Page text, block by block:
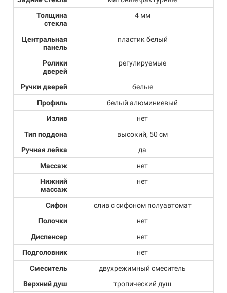
Толщина
стекла
4 мм
Центральная
панель
пластик белый
Ролики
дверей
регулируемые
Ручки дверей
белые
Профиль
белый алюминиевый
Излив
нет
Тип поддона
высокий, 50 см
Ручная лейка
да
Массаж
нет
Нижний
массаж
нет
Сифон
слив с сифоном полуавтомат
Полочки
нет
Диспенсер
нет
Подголовник
нет
Смеситель
двухрежимный смеситель
Верхний душ
тропический душ